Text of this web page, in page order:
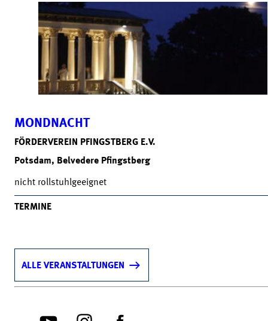
MONDNACHT
FÖRDERVEREIN PFINGSTBERG E.V.
Potsdam, Belvedere Pfingstberg
nicht rollstuhlgeeignet
TERMINE
ALLE VERANSTALTUNGEN